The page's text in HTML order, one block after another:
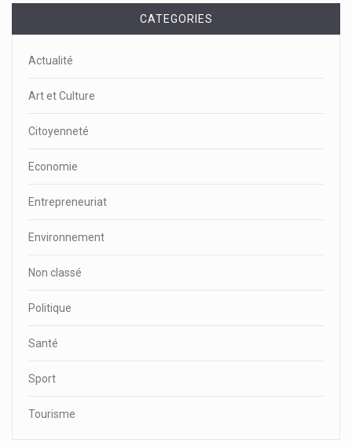
CATEGORIES
Actualité
Art et Culture
Citoyenneté
Economie
Entrepreneuriat
Environnement
Non classé
Politique
Santé
Sport
Tourisme